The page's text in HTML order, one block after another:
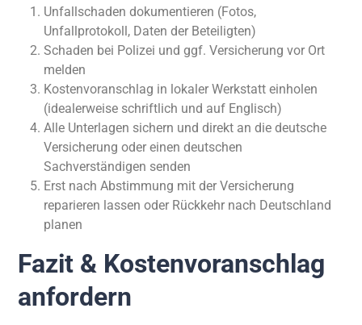
Unfallschaden dokumentieren (Fotos,
Unfallprotokoll, Daten der Beteiligten)
Schaden bei Polizei und ggf. Versicherung vor Ort
melden
Kostenvoranschlag in lokaler Werkstatt einholen
(idealerweise schriftlich und auf Englisch)
Alle Unterlagen sichern und direkt an die deutsche
Versicherung oder einen deutschen
Sachverständigen senden
Erst nach Abstimmung mit der Versicherung
reparieren lassen oder Rückkehr nach Deutschland
planen
Fazit & Kostenvoranschlag
anfordern